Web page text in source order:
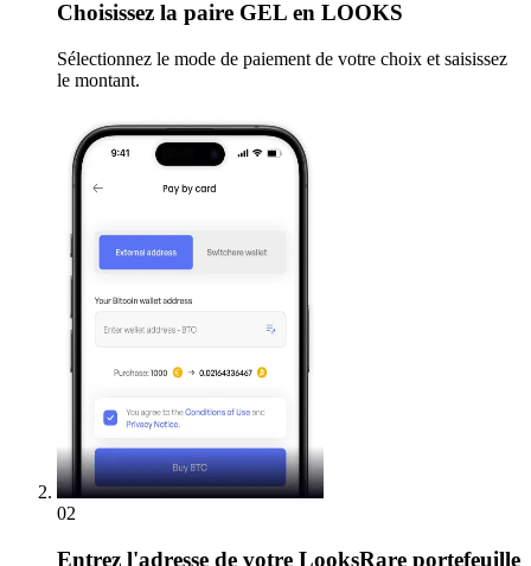
Choisissez la paire GEL en LOOKS
Sélectionnez le mode de paiement de votre choix et saisissez
le montant.
02
Entrez l'adresse de votre LooksRare portefeuille